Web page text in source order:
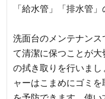
「給水管」「排水管
洗面台のメンテナン
て清潔に保つことが
の拭き取りを行いま
ャーはこまめにゴミ